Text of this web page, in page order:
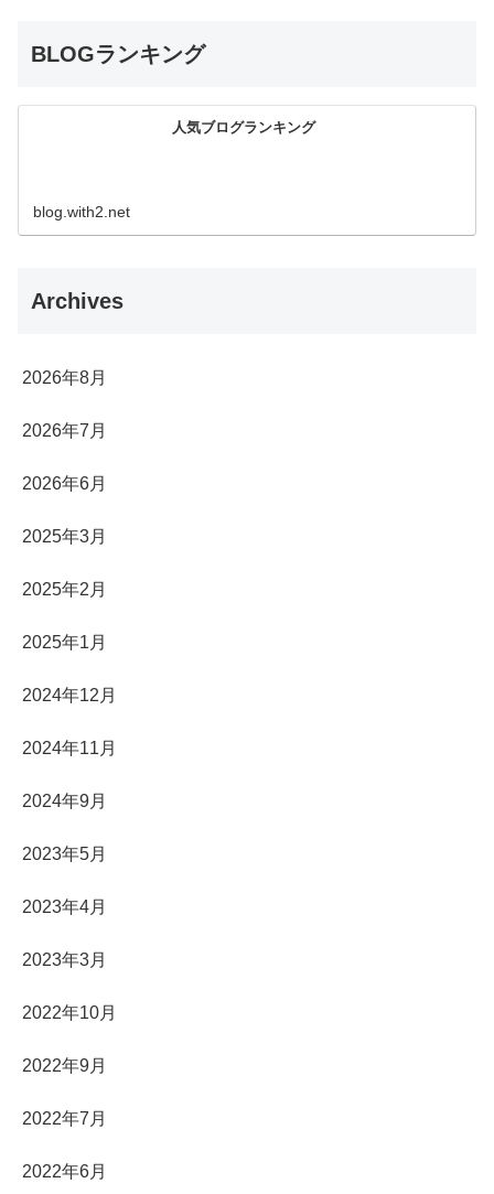
BLOGランキング
人気ブログランキング
blog.with2.net
Archives
2026年8月
2026年7月
2026年6月
2025年3月
2025年2月
2025年1月
2024年12月
2024年11月
2024年9月
2023年5月
2023年4月
2023年3月
2022年10月
2022年9月
2022年7月
2022年6月